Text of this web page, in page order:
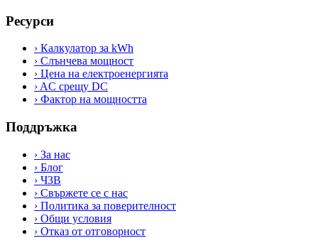
Ресурси
› Калкулатор за kWh
› Слънчева мощност
› Цена на електроенергията
› AC срещу DC
› Фактор на мощността
Поддръжка
› За нас
› Блог
› ЧЗВ
› Свържете се с нас
› Политика за поверителност
› Общи условия
› Отказ от отговорност